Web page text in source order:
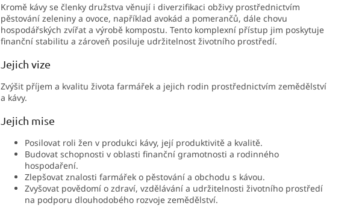
Kromě kávy se členky družstva věnují i diverzifikaci obživy prostřednictvím
pěstování zeleniny a ovoce, například avokád a pomerančů, dále chovu
hospodářských zvířat a výrobě kompostu. Tento komplexní přístup jim poskytuje
finanční stabilitu a zároveň posiluje udržitelnost životního prostředí.
Jejich vize
Zvýšit příjem a kvalitu života farmářek a jejich rodin prostřednictvím zemědělství
a kávy.
Jejich mise
Posilovat roli žen v produkci kávy, její produktivitě a kvalitě.
Budovat schopnosti v oblasti finanční gramotnosti a rodinného
hospodaření.
Zlepšovat znalosti farmářek o pěstování a obchodu s kávou.
Zvyšovat povědomí o zdraví, vzdělávání a udržitelnosti životního prostředí
na podporu dlouhodobého rozvoje zemědělství.